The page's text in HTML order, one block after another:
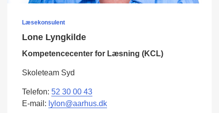
Læsekonsulent
Lone Lyngkilde
Kompetencecenter for Læsning (KCL)
Skoleteam Syd
Telefon: 52 30 00 43
E-mail: lylon@aarhus.dk